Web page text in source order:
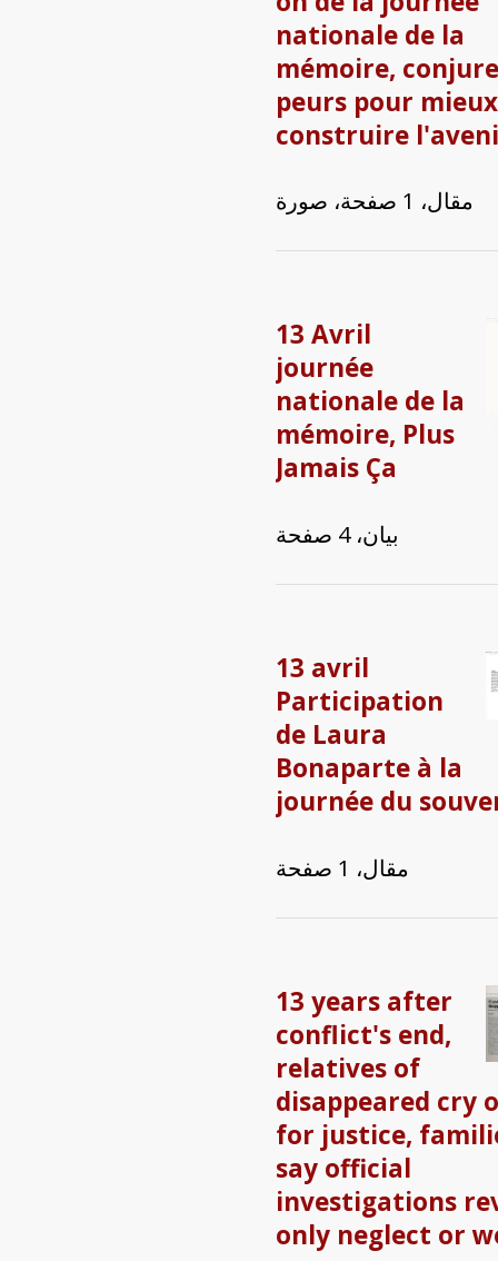
nationale de la
mémoire,
peurs pour mieux
construire
مقال، 1 صفحة، صورة
13 Avril
journée
nationale de la
mémoire, Plus
Jamais Ça
بيان، 4 صفحة
13 avril
Participation
de Laura
Bonaparte à la
journée du
مقال، 1 صفحة
13 years after
conflict's end,
relatives of
disappeared cry
for justice,
say official
investigations
only neglect or